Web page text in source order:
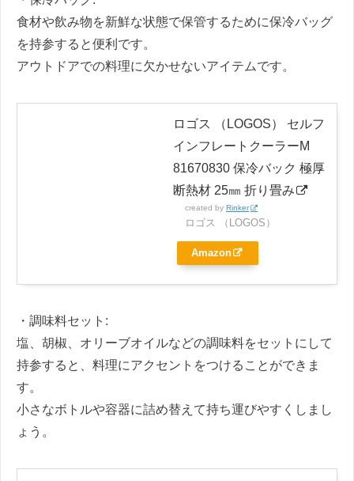
食材や飲み物を新鮮な状態で保管するために保冷バッグ
を持参すると便利です。
アウトドアでの料理に欠かせないアイテムです。
ロゴス （LOGOS） セルフ
インフレートクーラーM
81670830 保冷バック 極厚
断熱材 25㎜ 折り畳み
created by Rinker
ロゴス （LOGOS）
Amazon
・調味料セット:
塩、胡椒、オリーブオイルなどの調味料をセットにして
持参すると、料理にアクセントをつけることができま
す。
小さなボトルや容器に詰め替えて持ち運びやすくしまし
ょう。